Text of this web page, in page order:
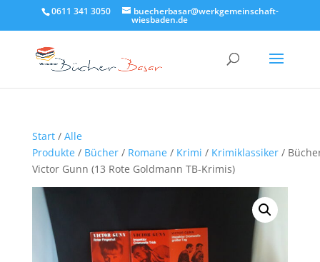
0611 341 3050 buecherbasar@werkgemeinschaft-
wiesbaden.de
Start/ Alle
Produkte/ Bücher/ Romane/ Krimi / Krimiklassiker/
Victor Gunn (13 Rote Goldmann TB-Krimis)